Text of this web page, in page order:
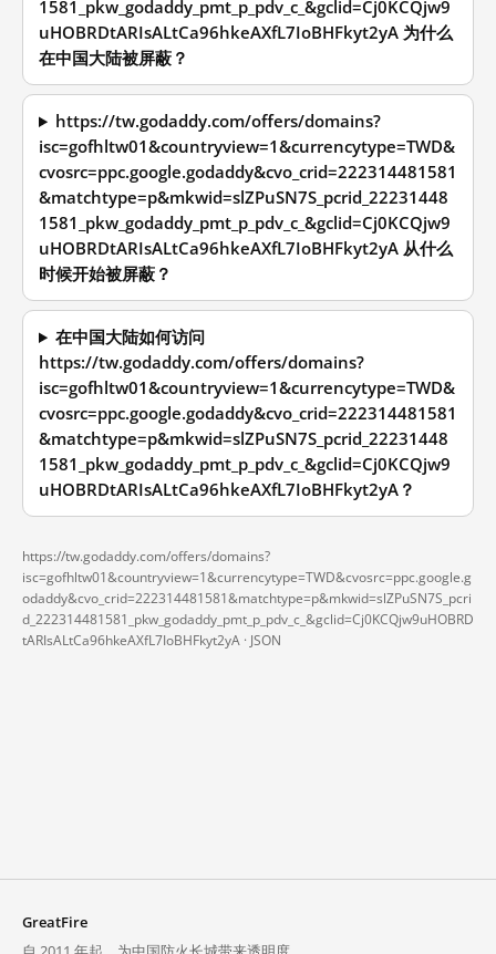
1581_pkw_godaddy_pmt_p_pdv_c_&gclid=Cj0KCQjw9
uHOBRDtARIsALtCa96hkeAXfL7IoBHFkyt2yA 为什么
在中国大陆被屏蔽？
https://tw.godaddy.com/offers/domains?
isc=gofhltw01&countryview=1&currencytype=TWD&
cvosrc=ppc.google.godaddy&cvo_crid=222314481581
&matchtype=p&mkwid=slZPuSN7S_pcrid_22231448
1581_pkw_godaddy_pmt_p_pdv_c_&gclid=Cj0KCQjw9
uHOBRDtARIsALtCa96hkeAXfL7IoBHFkyt2yA 从什么
时候开始被屏蔽？
在中国大陆如何访问
https://tw.godaddy.com/offers/domains?
isc=gofhltw01&countryview=1&currencytype=TWD&
cvosrc=ppc.google.godaddy&cvo_crid=222314481581
&matchtype=p&mkwid=slZPuSN7S_pcrid_22231448
1581_pkw_godaddy_pmt_p_pdv_c_&gclid=Cj0KCQjw9
uHOBRDtARIsALtCa96hkeAXfL7IoBHFkyt2yA？
https://tw.godaddy.com/offers/domains?
isc=gofhltw01&countryview=1&currencytype=TWD&cvosrc=ppc.google.g
odaddy&cvo_crid=222314481581&matchtype=p&mkwid=slZPuSN7S_pcri
d_222314481581_pkw_godaddy_pmt_p_pdv_c_&gclid=Cj0KCQjw9uHOBRD
tARIsALtCa96hkeAXfL7IoBHFkyt2yA · JSON
GreatFire